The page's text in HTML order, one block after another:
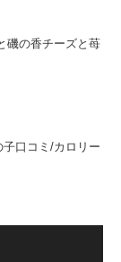
磯の香チーズと苺
口コミ/カロリー